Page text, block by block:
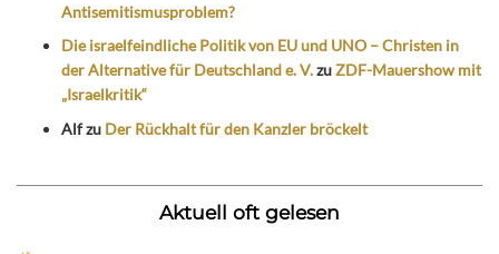
Antisemitismusproblem?
Die israelfeindliche Politik von EU und UNO – Christen in
der Alternative für Deutschland e. V.zuZDF-Mauershow mit
„Israelkritik“
Alfzu Der Rückhalt für den Kanzler bröckelt
Aktuell oft gelesen